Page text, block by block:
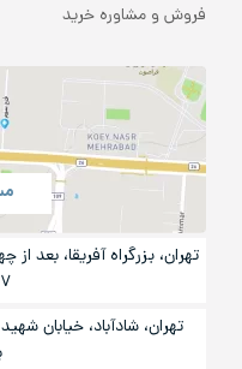
فروش و مشاوره خرید
تهران، بزرگراه آفریقا، بعد